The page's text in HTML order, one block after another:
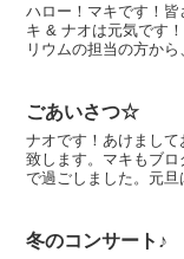
ハロー！マキです！
キ & ナオは元気です
リウムの担当の方か
ごあいさつ☆
ナオです！あけまし
致します。マキもブ
で過ごしました。元
冬のコンサート♪